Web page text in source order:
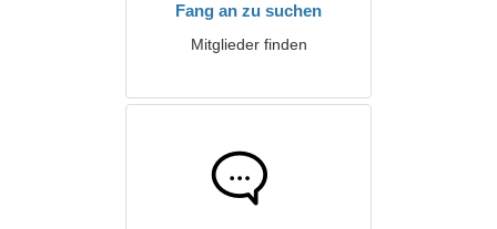
Fang an zu suchen
Mitglieder finden